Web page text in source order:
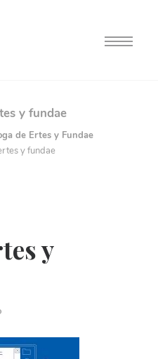
y fundae
de Ertes y Fundae
y fundae
y